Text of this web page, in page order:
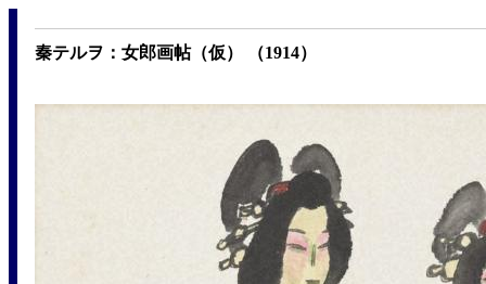
秦テルヲ：女郎画帖（仮） （1914）